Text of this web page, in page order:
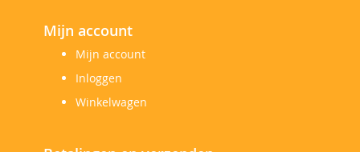
Mijn account
Mijn account
Inloggen
Winkelwagen